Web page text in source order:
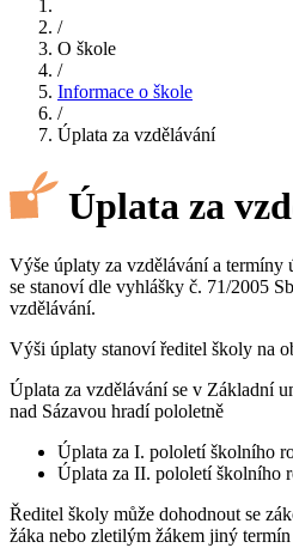
/
O škole
/
Informace o škole
/
Úplata za vzdělávání
Úplata za
Výše úplaty za vzdělávání a termíny
se stanoví dle vyhlášky č. 71/2005
vzdělávání.
Výši úplaty stanoví ředitel školy na
Úplata za vzdělávání se v Základní
nad Sázavou hradí pololetně
Úplata za I. pololetí školního
Úplata za II. pololetí školního
Ředitel školy může dohodnout se
žáka nebo zletilým žákem jiný termín